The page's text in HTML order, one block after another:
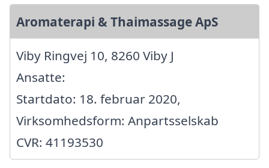
Aromaterapi & Thaimassage ApS
Viby Ringvej 10, 8260 Viby J
Ansatte:
Startdato: 18. februar 2020,
Virksomhedsform: Anpartsselskab
CVR: 41193530